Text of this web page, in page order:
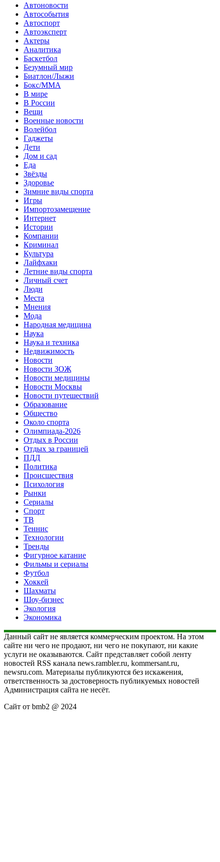
Автоновости
Автособытия
Автоспорт
Автоэксперт
Актеры
Аналитика
Баскетбол
Безумный мир
Биатлон/Лыжи
Бокс/MMA
В мире
В России
Вещи
Военные новости
Волейбол
Гаджеты
Дети
Дом и сад
Еда
Звёзды
Здоровье
Зимние виды спорта
Игры
Импортозамещение
Интернет
Истории
Компании
Криминал
Культура
Лайфхаки
Летние виды спорта
Личный счет
Люди
Места
Мнения
Мода
Народная медицина
Наука
Наука и техника
Недвижимость
Новости
Новости ЗОЖ
Новости медицины
Новости Москвы
Новости путешествий
Образование
Общество
Около спорта
Олимпиада-2026
Отдых в России
Отдых за границей
ПДД
Политика
Происшествия
Психология
Рынки
Сериалы
Спорт
ТВ
Теннис
Технологии
Тренды
Фигурное катание
Фильмы и сериалы
Футбол
Хоккей
Шахматы
Шоу-бизнес
Экология
Экономика
Данный сайт не является коммерческим проектом. На этом
сайте ни чего не продают, ни чего не покупают, ни какие
услуги не оказываются. Сайт представляет собой ленту
новостей RSS канала news.rambler.ru, kommersant.ru,
newsru.com. Материалы публикуются без искажения,
ответственность за достоверность публикуемых новостей
Администрация сайта не несёт.
Сайт от bmb2 @ 2024